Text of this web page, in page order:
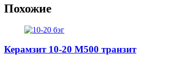
Похожие
Керамзит 10-20 М500 транзит